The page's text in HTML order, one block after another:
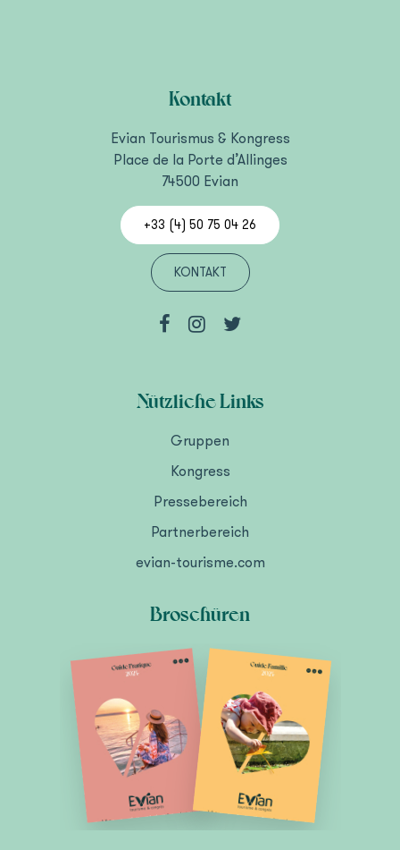
Kontakt
Evian Tourismus & Kongress
Place de la Porte d’Allinges
74500 Evian
+33 (4) 50 75 04 26
KONTAKT
Nützliche Links
Gruppen
Kongress
Pressebereich
Partnerbereich
evian-tourisme.com
Broschüren